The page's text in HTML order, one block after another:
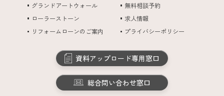
グランドアートウォール
ローラーストーン
リフォームローンのご案内
無料相談予約
求人情報
プライバシーポリシー
資料アップロード専用窓口
総合問い合わせ窓口